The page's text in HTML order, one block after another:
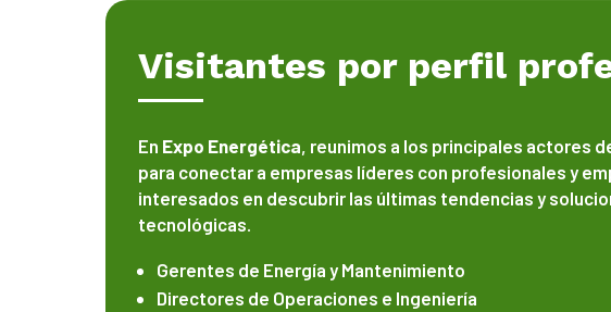
Visitantes por perfil
En Expo Energética, reunimos a los principales actores
para conectar a empresas líderes con profesionales y
interesados en descubrir las últimas tendencias y
tecnológicas.
Gerentes de Energía y Mantenimiento
Directores de Operaciones e Ingeniería